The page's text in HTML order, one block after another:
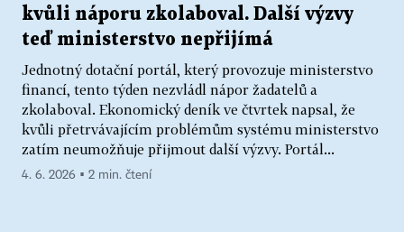
kvůli náporu zkolaboval. Další výzvy
teď ministerstvo nepřijímá
Jednotný dotační portál, který provozuje ministerstvo
financí, tento týden nezvládl nápor žadatelů a
zkolaboval. Ekonomický deník ve čtvrtek napsal, že
kvůli přetrvávajícím problémům systému ministerstvo
zatím neumožňuje přijmout další výzvy. Portál...
4. 6. 2026 ▪ 2 min. čtení